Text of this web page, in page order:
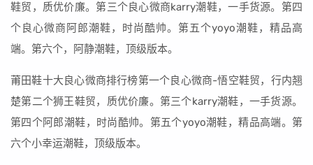
鞋贸，质优价廉。第三个良心微商karry潮鞋，一手货源。第四
个良心微商阿郎潮鞋，时尚酷帅。第五个yoyo潮鞋，精品高
端。第六个，阿静潮鞋，顶级版本。
莆田鞋十大良心微商排行榜第一个良心微商-悟空鞋贸，行内翘
楚第二个狮王鞋贸，质优价廉。第三个karry潮鞋，一手货源。
第四个阿郎潮鞋，时尚酷帅。第五个yoyo潮鞋，精品高端。第
六个小幸运潮鞋，顶级版本。